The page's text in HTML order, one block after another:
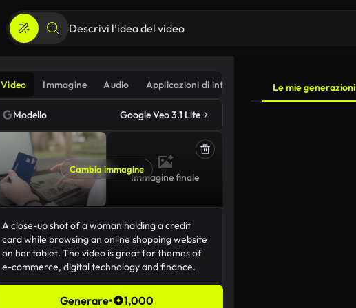
Video Immagine Audio Applicazioni di intelligenza artificiale
Modello Google Veo 3.1 Lite
Cambia immagine
Immagine finale
Generare• 1,000
Le mie generazioni